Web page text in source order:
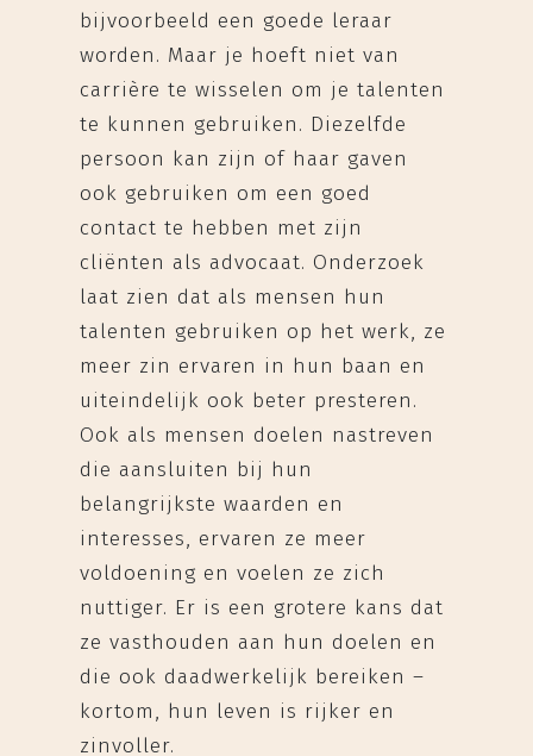
bijvoorbeeld een goede leraar
worden. Maar je hoeft niet van
carrière te wisselen om je talenten
te kunnen gebruiken. Diezelfde
persoon kan zijn of haar gaven
ook gebruiken om een goed
contact te hebben met zijn
cliënten als advocaat. Onderzoek
laat zien dat als mensen hun
talenten gebruiken op het werk, ze
meer zin ervaren in hun baan en
uiteindelijk ook beter presteren.
Ook als mensen doelen nastreven
die aansluiten bij hun
belangrijkste waarden en
interesses, ervaren ze meer
voldoening en voelen ze zich
nuttiger. Er is een grotere kans dat
ze vasthouden aan hun doelen en
die ook daadwerkelijk bereiken –
kortom, hun leven is rijker en
zinvoller.